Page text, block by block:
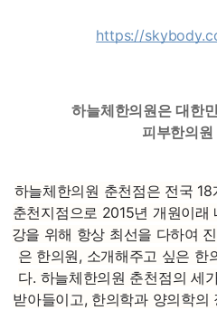
https://
하늘체한의원은 대한
피부한의원
하늘체한의원 춘천점은 전국
춘천지점으로 2015년 개원이래
강을 위해 항상 최선을 다하여
은 한의원, 소개해주고 싶은 한
다. 하늘체한의원 춘천점의 세
받아들이고, 한의학과 양의학의